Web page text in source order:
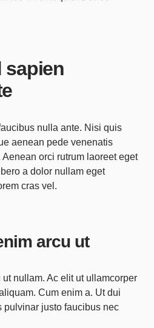
sapien
nulla ante. Nisi quis
aenean pede venenatis
orci rutrum laoreet eget
a dolor nullam eget
cras vel.
arcu ut
nullam. Ac elit ut ullamcorper
Cum enim a. Ut dui
pulvinar justo faucibus nec